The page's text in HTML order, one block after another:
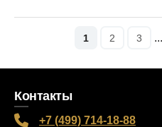
1 2 3 ...
Контакты
+7 (499) 714-18-88